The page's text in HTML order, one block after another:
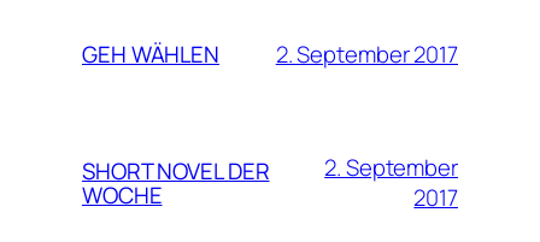
GEH WÄHLEN 2. September 2017
SHORT NOVEL DER
WOCHE
2. September
2017